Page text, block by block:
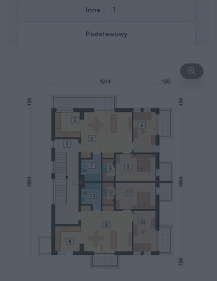
Podstawowy
Inne 1